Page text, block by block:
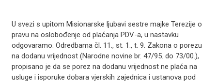
U svezi s upitom Misionarske ljubavi sestre majke Terezije o
pravu na oslobođenje od plaćanja PDV-a, u nastavku
odgovaramo. Odredbama čl. 11., st. 1., t. 9. Zakona o porezu
na dodanu vrijednost (Narodne novine br. 47/95. do 73/00.),
propisano je da se porez na dodanu vrijednost ne plaća na
usluge i isporuke dobara vjerskih zajednica i ustanova pod